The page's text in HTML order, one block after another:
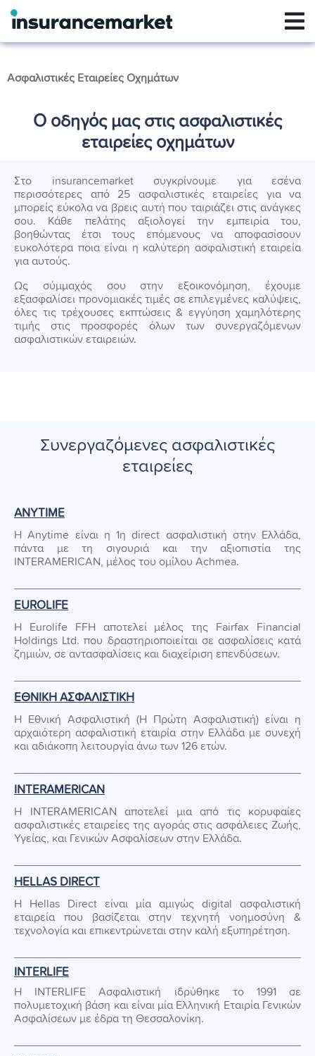
Ασφαλιστικές Εταιρείες Οχημάτων
Ο οδηγός μας στις ασφαλιστικές
εταιρείες οχημάτων
Στο insurancemarket συγκρίνουμε για εσένα
περισσότερες από 25 ασφαλιστικές εταιρείες για να
μπορείς εύκολα να βρεις αυτή που ταιριάζει στις ανάγκες
σου. Κάθε πελάτης αξιολογεί την εμπειρία του,
βοηθώντας έτσι τους επόμενους να αποφασίσουν
ευκολότερα ποια είναι η καλύτερη ασφαλιστική εταιρεία
για αυτούς.
Ως σύμμαχός σου στην εξοικονόμηση, έχουμε
εξασφαλίσει προνομιακές τιμές σε επιλεγμένες καλύψεις,
όλες τις τρέχουσες εκπτώσεις & εγγύηση χαμηλότερης
τιμής στις προσφορές όλων των συνεργαζόμενων
ασφαλιστικών εταιρειών.
Συνεργαζόμενες ασφαλιστικές
εταιρείες
ANYTIME
Η Anytime είναι η 1η direct ασφαλιστική στην Ελλάδα,
πάντα με τη σιγουριά και την αξιοπιστία της
INTERAMERICAN, μέλος του ομίλου Achmea.
EUROLIFE
Η Eurolife FFH αποτελεί μέλος της Fairfax Financial
Holdings Ltd. που δραστηριοποιείται σε ασφαλίσεις κατά
ζημιών, σε αντασφαλίσεις και διαχείριση επενδύσεων.
ΕΘΝΙΚΗ ΑΣΦΑΛΙΣΤΙΚΗ
Η Εθνική Ασφαλιστική (H Πρώτη Ασφαλιστική) είναι η
αρχαιότερη ασφαλιστική εταιρία στην Ελλάδα με συνεχή
και αδιάκοπη λειτουργία άνω των 126 ετών.
INTERAMERICAN
Η INTERAMERICAN αποτελεί μια από τις κορυφαίες
ασφαλιστικές εταιρείες της αγοράς στις ασφάλειες Ζωής,
Υγείας, και Γενικών Ασφαλίσεων στην Ελλάδα.
HELLAS DIRECT
Η Hellas Direct είναι μία αμιγώς digital ασφαλιστική
εταιρεία που βασίζεται στην τεχνητή νοημοσύνη &
τεχνολογία και επικεντρώνεται στην καλή εξυπηρέτηση.
INTERLIFE
Η INTERLIFE Ασφαλιστική ιδρύθηκε το 1991 σε
πολυμετοχική βάση και είναι μία Ελληνική Εταιρία Γενικών
Ασφαλίσεων με έδρα τη Θεσσαλονίκη.